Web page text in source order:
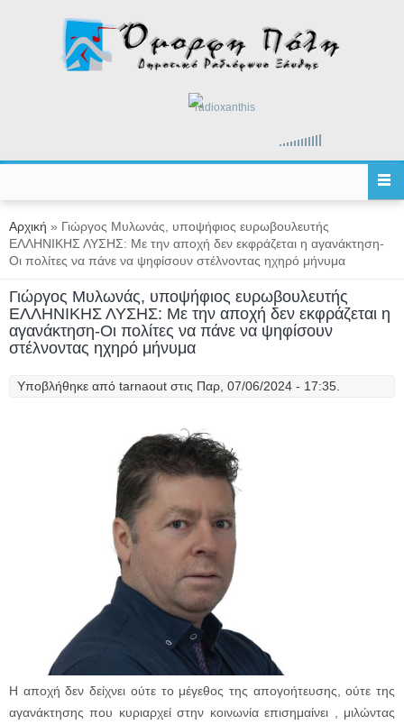
radioxanthis
Είστε εδώ
Αρχική » Γιώργος Μυλωνάς, υποψήφιος ευρωβουλευτής
ΕΛΛΗΝΙΚΗΣ ΛΥΣΗΣ: Με την αποχή δεν εκφράζεται η αγανάκτηση-
Οι πολίτες να πάνε να ψηφίσουν στέλνοντας ηχηρό μήνυμα
Γιώργος Μυλωνάς, υποψήφιος ευρωβουλευτής
ΕΛΛΗΝΙΚΗΣ ΛΥΣΗΣ: Με την αποχή δεν εκφράζεται η
αγανάκτηση-Οι πολίτες να πάνε να ψηφίσουν
στέλνοντας ηχηρό μήνυμα
Υποβλήθηκε από tarnaout στις Παρ, 07/06/2024 - 17:35.
Η αποχή δεν δείχνει ούτε το μέγεθος της απογοήτευσης, ούτε της
αγανάκτησης που κυριαρχεί στην κοινωνία επισημαίνει , μιλώντας